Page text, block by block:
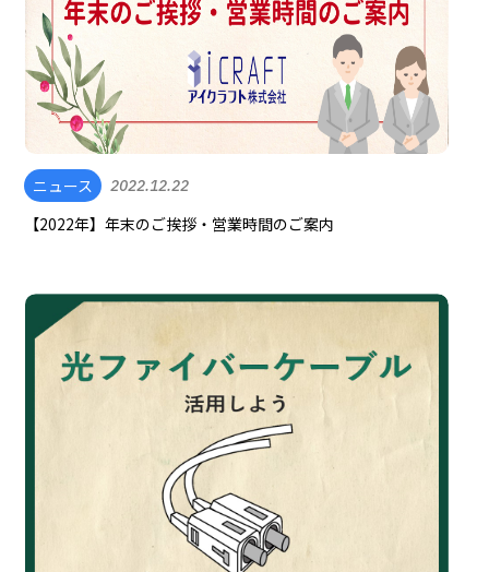
ニュース 2022.12.22
【2022年】年末のご挨拶・営業時間のご案内